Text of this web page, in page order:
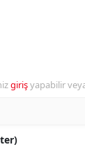
girişyapabilir